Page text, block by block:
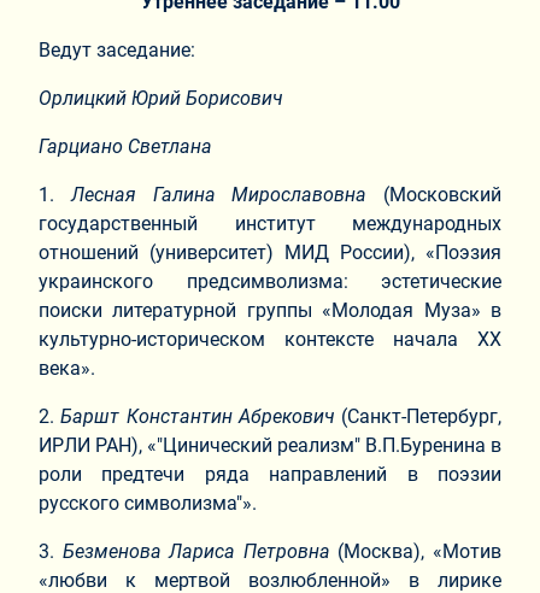
Ведут заседание:
Орлицкий Юрий Борисович
Гарциано Светлана
1.​Лесная Галина Мирославовна (Московский
государственный институт международных
отношений (университет) МИД России), «Поэзия
украинского предсимволизма: эстетические
поиски литературной группы «Молодая Муза» в
культурно-историческом контексте начала ХХ
века».
2.​Баршт Константин Абрекович (Санкт-Петербург,
ИРЛИ РАН), «"Цинический реализм" В.П.Буренина в
роли предтечи ряда направлений в поэзии
русского символизма"».
3.​ Безменова Лариса Петровна (Москва), «Мотив
«любви к мертвой возлюбленной» в лирике